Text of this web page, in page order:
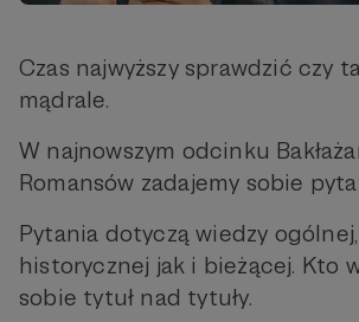
Czas najwyższy sprawdzić czy
mądrale.
W najnowszym odcinku
Romansów zadajemy sobie
Pytania dotyczą wiedzy
historycznej jak i bieżącej. Kto
sobie tytuł nad tytuły.